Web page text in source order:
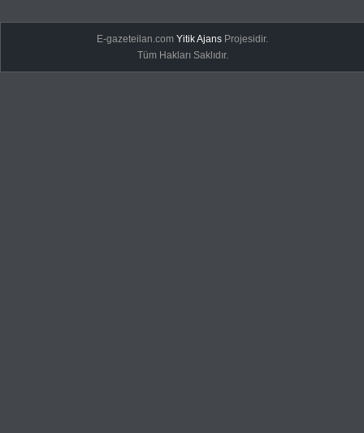
E-gazeteilan.comYitik Ajans Projesidir.
Tüm Hakları Saklıdır.